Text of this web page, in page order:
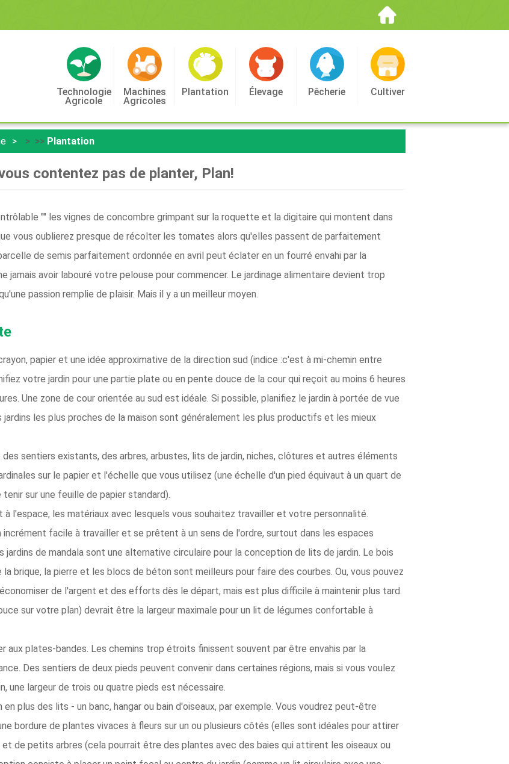
Technologie
Agricole
Machines
Agricoles
Plantation Élevage Pêcherie Cultiver
> >> Plantation
contentez pas de planter, Plan!
"" les vignes de concombre grimpant sur la roquette et la digitaire qui montent dans
vous oublierez presque de récolter les tomates alors qu'elles passent de parfaitement
de semis parfaitement ordonnée en avril peut éclater en un fourré envahi par la
avoir labouré votre pelouse pour commencer. Le jardinage alimentaire devient trop
passion remplie de plaisir. Mais il y a un meilleur moyen.
papier et une idée approximative de la direction sud (indice :c'est à mi-chemin entre
votre jardin pour une partie plate ou en pente douce de la cour qui reçoit au moins 6 heures
Une zone de cour orientée au sud est idéale. Si possible, planifiez le jardin à portée de vue
les plus proches de la maison sont généralement les plus productifs et les mieux
sentiers existants, des arbres, arbustes, lits de jardin, niches, clôtures et autres éléments
sur le papier et l'échelle que vous utilisez (une échelle d'un pied équivaut à un quart de
sur une feuille de papier standard).
à l'espace, les matériaux avec lesquels vous souhaitez travailler et votre personnalité.
facile à travailler et se prêtent à un sens de l'ordre, surtout dans les espaces
de mandala sont une alternative circulaire pour la conception de lits de jardin. Le bois
brique, la pierre et les blocs de béton sont meilleurs pour faire des courbes. Ou, vous pouvez
de l'argent et des efforts dès le départ, mais est plus difficile à maintenir plus tard.
sur votre plan) devrait être la largeur maximale pour un lit de légumes confortable à
aux plates-bandes. Les chemins trop étroits finissent souvent par être envahis par la
Des sentiers de deux pieds peuvent convenir dans certaines régions, mais si vous voulez
une largeur de trois ou quatre pieds est nécessaire.
plus des lits - un banc, hangar ou bain d'oiseaux, par exemple. Vous voudrez peut-être
bordure de plantes vivaces à fleurs sur un ou plusieurs côtés (elles sont idéales pour attirer
de petits arbres (cela pourrait être des plantes avec des baies qui attirent les oiseaux ou